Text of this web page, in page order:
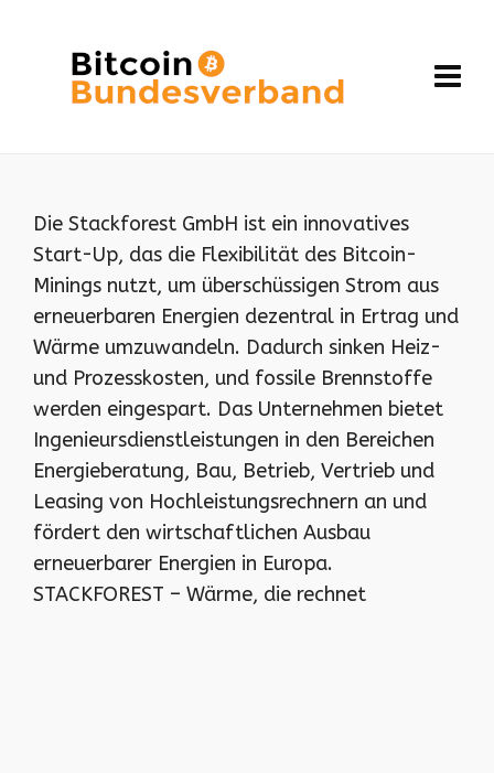
Die Stackforest GmbH ist ein innovatives
Start-Up, das die Flexibilität des Bitcoin-
Minings nutzt, um überschüssigen Strom aus
erneuerbaren Energien dezentral in Ertrag und
Wärme umzuwandeln. Dadurch sinken Heiz-
und Prozesskosten, und fossile Brennstoffe
werden eingespart. Das Unternehmen bietet
Ingenieursdienstleistungen in den Bereichen
Energieberatung, Bau, Betrieb, Vertrieb und
Leasing von Hochleistungsrechnern an und
fördert den wirtschaftlichen Ausbau
erneuerbarer Energien in Europa.
STACKFOREST – Wärme, die rechnet